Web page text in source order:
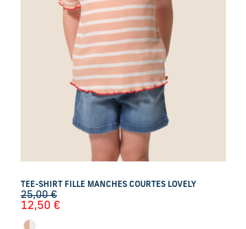
TEE-SHIRT FILLE MANCHES COURTES LOVELY
25,00€
12,50 €